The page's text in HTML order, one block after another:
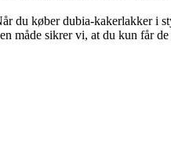
du køber dubia-kakerlakker i
måde sikrer vi, at du kun får de